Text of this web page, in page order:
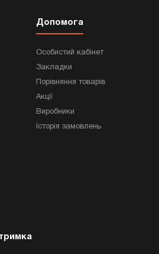
Допомога
Особистий кабінет
Закладки
Порівняння товарів
Акції
Виробники
Історія замовлень